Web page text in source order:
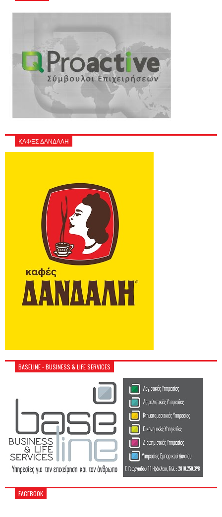
ΚΑΦΕΣ ΔΑΝΔΑΛΗ
BASELINE - BUSINESS & LIFE SERVICES
FACEBOOK